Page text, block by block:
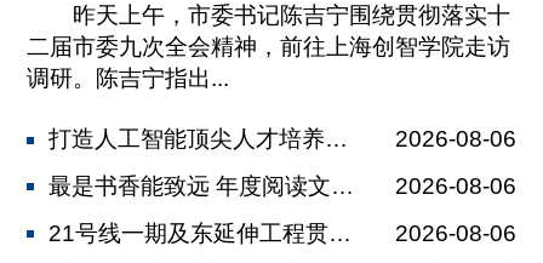
昨天上午，市委书记陈吉宁围绕贯彻落实十
二届市委九次全会精神，前往上海创智学院走访
调研。陈吉宁指出...
打造人工智能顶尖人才培养新高地 陈吉...
2026-08-06
最是书香能致远 年度阅读文化盛宴下周...
2026-08-06
21号线一期及东延伸工程贯通 计划未...
2026-08-06